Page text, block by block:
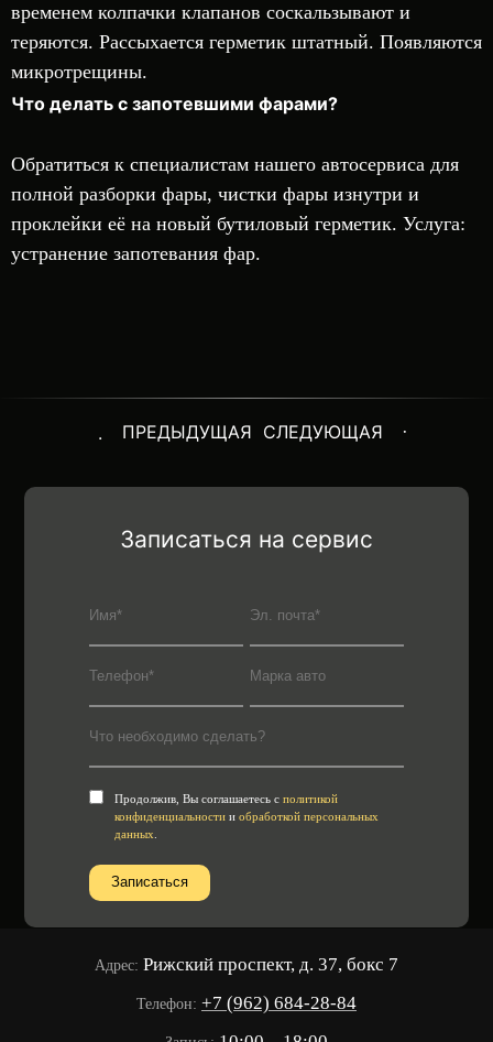
временем колпачки клапанов соскальзывают и
теряются. Рассыхается герметик штатный. Появляются
микротрещины.
Что делать с запотевшими фарами?
Обратиться к специалистам нашего автосервиса для
полной разборки фары, чистки фары изнутри и
проклейки её на новый бутиловый герметик. Услуга:
устранение запотевания фар.
ПРЕДЫДУЩАЯ СЛЕДУЮЩАЯ
Записаться на сервис
Продолжив, Вы соглашаетесь с политикой
конфиденциальностии обработкой персональных
данных
Адрес: Рижский проспект, д. 37, бокс 7
Телефон: +7 (962) 684-28-84